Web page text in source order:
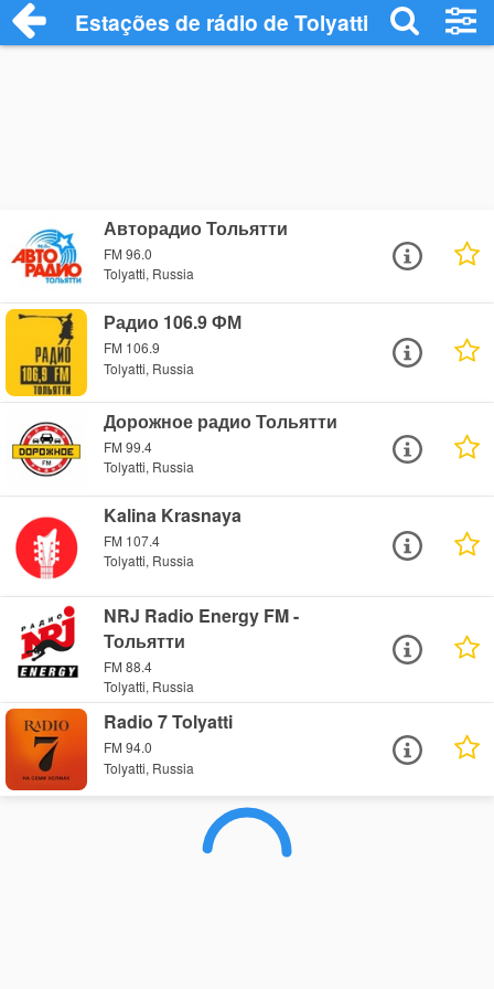
Estações de rádio de Tolyatti - Ouça
Авторадио Тольятти
FM 96.0
Tolyatti, Russia
Радио 106.9 ФМ
FM 106.9
Tolyatti, Russia
Дорожное радио Тольятти
FM 99.4
Tolyatti, Russia
Kalina Krasnaya
FM 107.4
Tolyatti, Russia
NRJ Radio Energy FM -
Тольятти
FM 88.4
Tolyatti, Russia
Radio 7 Tolyatti
FM 94.0
Tolyatti, Russia